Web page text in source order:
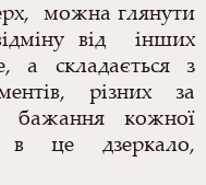
можна глянути
від
інших
а складається з
різних за
бажання кожної
в це дзеркало,